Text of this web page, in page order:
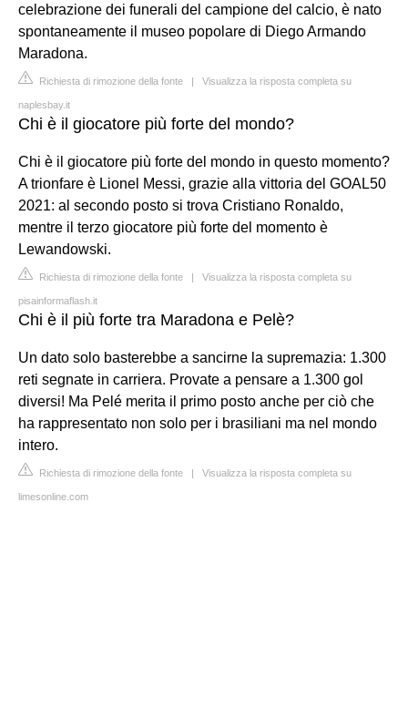
celebrazione dei funerali del campione del calcio, è nato
spontaneamente il museo popolare di Diego Armando
Maradona.
Richiesta di rimozione della fonte | Visualizza la risposta completa su
naplesbay.it
Chi è il giocatore più forte del mondo?
Chi è il giocatore più forte del mondo in questo momento?
A trionfare è Lionel Messi, grazie alla vittoria del GOAL50
2021: al secondo posto si trova Cristiano Ronaldo,
mentre il terzo giocatore più forte del momento è
Lewandowski.
Richiesta di rimozione della fonte | Visualizza la risposta completa su
pisainformaflash.it
Chi è il più forte tra Maradona e Pelè?
Un dato solo basterebbe a sancirne la supremazia: 1.300
reti segnate in carriera. Provate a pensare a 1.300 gol
diversi! Ma Pelé merita il primo posto anche per ciò che
ha rappresentato non solo per i brasiliani ma nel mondo
intero.
Richiesta di rimozione della fonte | Visualizza la risposta completa su
limesonline.com